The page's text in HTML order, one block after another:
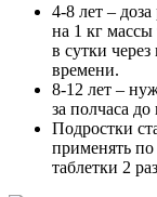
4-8 лет –
на 1 кг массы
в сутки
времени.
8-12 лет –
за полчаса
Подростки
применять по
таблетки 2